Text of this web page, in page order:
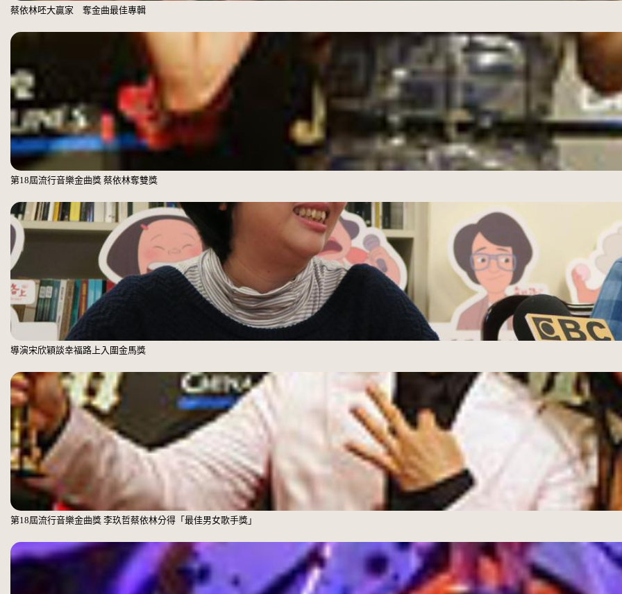
蔡依林呸大贏家 奪金曲最佳專輯
第18屆流行音樂金曲獎 蔡依林奪雙獎
導演宋欣穎談幸福路上入圍金馬獎
第18屆流行音樂金曲獎 李玖哲蔡依林分得「最佳男女歌手獎」